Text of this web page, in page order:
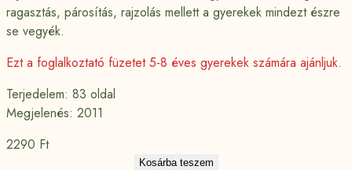
ragasztás, párosítás, rajzolás mellett a gyerekek mindezt észre
se vegyék.
Ezt a foglalkoztató füzetet 5-8 éves gyerekek számára ajánljuk.
Terjedelem: 83 oldal
Megjelenés: 2011
2290 Ft
Kosárba teszem